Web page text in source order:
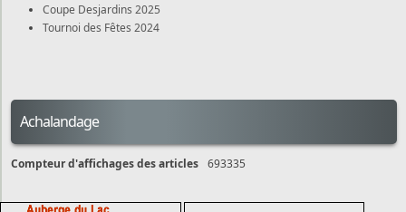
Coupe Desjardins 2025
Tournoi des Fêtes 2024
Achalandage
Compteur d'affichages des articles 693335